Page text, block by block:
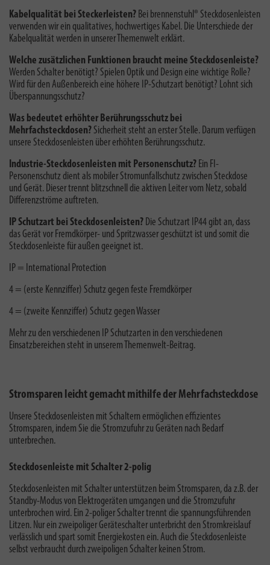
Kabelqualität bei Steckerleisten? Bei brennenstuhl® Steckdosenleisten
verwenden wir ein qualitatives, hochwertiges Kabel. Die Unterschiede der
Kabelqualität werden in unserer Themenwelt erklärt.
Welche zusätzlichen Funktionen braucht meine Steckdosenleiste?
Werden Schalter benötigt? Spielen Optik und Design eine wichtige Rolle?
Wird für den Außenbereich eine höhere IP-Schutzart benötigt? Lohnt sich
Überspannungsschutz?
Was bedeutet erhöhter Berührungsschutz bei
Mehrfachsteckdosen? Sicherheit steht an erster Stelle. Darum verfügen
unsere Steckdosenleisten über erhöhten Berührungsschutz.
Industrie-Steckdosenleisten mit Personenschutz? Ein FI-
Personenschutz dient als mobiler Stromunfallschutz zwischen Steckdose
und Gerät. Dieser trennt blitzschnell die aktiven Leiter vom Netz, sobald
Differenzströme auftreten.
IP Schutzart bei Steckdosenleisten? Die Schutzart IP44 gibt an, dass
das Gerät vor Fremdkörper- und Spritzwasser geschützt ist und somit die
Steckdosenleiste für außen geeignet ist.
IP = International Protection
4 = (erste Kennziffer) Schutz gegen feste Fremdkörper
4 = (zweite Kennziffer) Schutz gegen Wasser
Mehr zu den verschiedenen IP Schutzarten in den verschiedenen
Einsatzbereichen steht in unserem Themenwelt-Beitrag.
Stromsparen leicht gemacht mithilfe der Mehrfachsteckdose
Unsere Steckdosenleisten mit Schaltern ermöglichen effizientes
Stromsparen, indem Sie die Stromzufuhr zu Geräten nach Bedarf
unterbrechen.
Steckdosenleiste mit Schalter 2-polig
Steckdosenleisten mit Schalter unterstützen beim Stromsparen, da z.B. der
Standby-Modus von Elektrogeräten umgangen und die Stromzufuhr
unterbrochen wird. Ein 2-poliger Schalter trennt die spannungsführenden
Litzen. Nur ein zweipoliger Geräteschalter unterbricht den Stromkreislauf
verlässlich und spart somit Energiekosten ein. Auch die Steckdosenleiste
selbst verbraucht durch zweipoligen Schalter keinen Strom.